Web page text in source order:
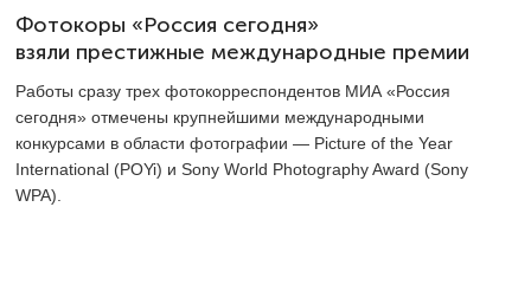
Фотокоры «Россия сегодня»
взяли престижные международные премии
Работы сразу трех фотокорреспондентов МИА «Россия
сегодня» отмечены крупнейшими международными
конкурсами в области фотографии — Picture of the Year
International (POYi) и Sony World Photography Award (Sony
WPA).